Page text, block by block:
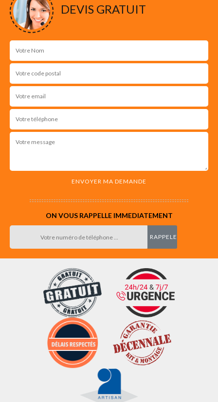
DEVIS GRATUIT
ON VOUS RAPPELLE IMMEDIATEMENT